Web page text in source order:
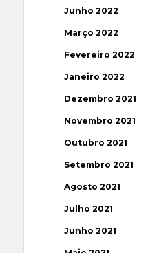
Junho 2022
Março 2022
Fevereiro 2022
Janeiro 2022
Dezembro 2021
Novembro 2021
Outubro 2021
Setembro 2021
Agosto 2021
Julho 2021
Junho 2021